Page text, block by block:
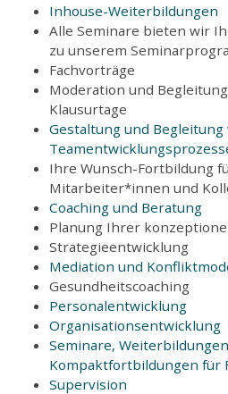
Inhouse-Weiterbildungen
Alle Seminare bieten wir
zu unserem
Fachvorträge
Moderation und
Klausurtage
Gestaltung und Begleitung
Ihre Wunsch-Fortbildung
Mitarbeiter*innen und
Coaching und Beratung
Planung Ihrer
Strategieentwicklung
Mediation und
Gesundheitscoaching
Personalentwicklung
Organisationsentwicklung
Seminare,
Kompaktfortbildungen für
Supervision